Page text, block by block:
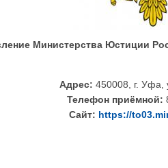
Министерства Юстиции
Адрес: 450008, г. Уфа,
Телефон приёмной:
Сайт: https://